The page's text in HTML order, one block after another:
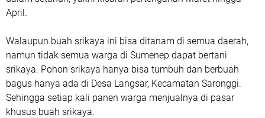
April.
Walaupun buah srikaya ini bisa ditanam di semua daerah,
namun tidak semua warga di Sumenep dapat bertani
srikaya. Pohon srikaya hanya bisa tumbuh dan berbuah
bagus hanya ada di Desa Langsar, Kecamatan Saronggi.
Sehingga setiap kali panen warga menjualnya di pasar
khusus buah srikaya.